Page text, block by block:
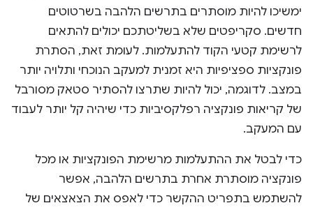
ימשיכו להיות מוסתרים בתרשים הלהבה בשרטוטים
חדשים. סקריפטים שלא בשליטתכם יכולים להתאים
לרשימת קטעי הקוד להתעלמות. לעומת זאת, הסתרת
פונקציות ספציפיות היא זמנית למעקב הנוכחי ותלויה יותר
במצב. לדוגמה, יכול להיות שתרצו להסתיר סטאק מסורבל
של קריאות פונקציה רפלקסיביות כדי שיהיה קל יותר לעבוד
עם המעקב.
כדי לבטל את ההתעלמות מרשימת הפונקציות או מכל
פונקציה מוסתרת אחרת בתרשים הלהבה, אפשר
להשתמש בתפריט ההקשר כדי לאפס את הצאצאים של